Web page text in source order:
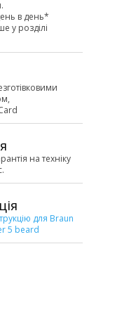
в день*
у розділі
на техніку
для Braun
5 beard